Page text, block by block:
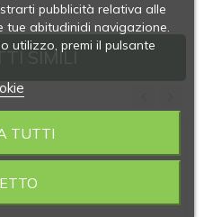
SIMILI
pubblicità relativa alle
abitudinidi navigazione.
utilizzo, premi il pulsante
TUTTI